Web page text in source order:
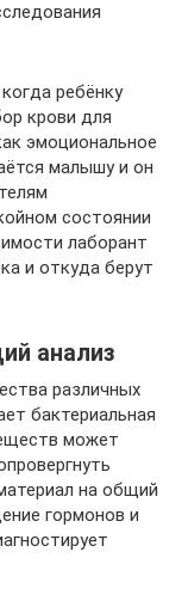
ребёнку
крови для
эмоциональное
малышу и он
состоянии
лаборант
и откуда берут
анализ
различных
бактериальная
может
на общий
гормонов и